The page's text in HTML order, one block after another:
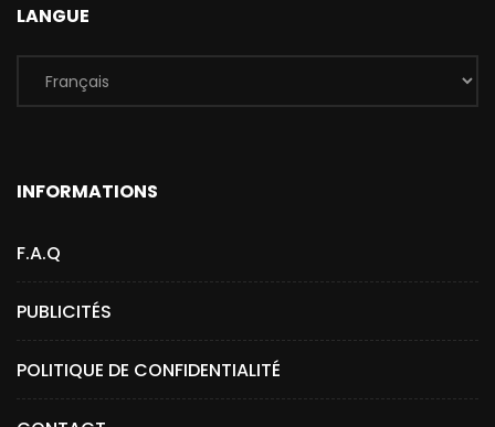
LANGUE
INFORMATIONS
F.A.Q
PUBLICITÉS
POLITIQUE DE CONFIDENTIALITÉ